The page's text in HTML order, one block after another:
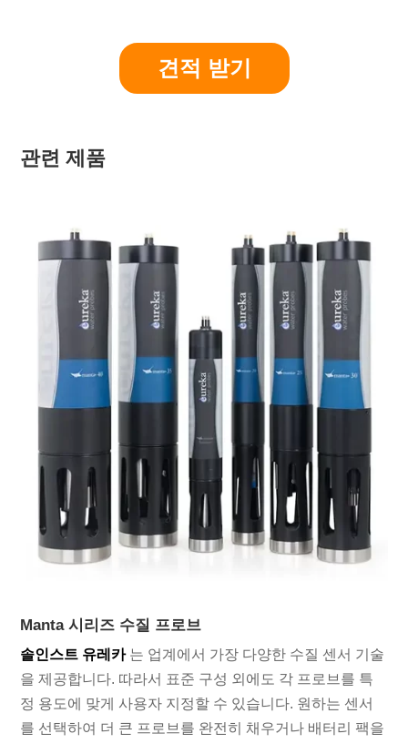
견적 받기
관련 제품
Manta 시리즈 수질 프로브
솔인스트 유레카는 업계에서 가장 다양한 수질 센서 기술
을 제공합니다. 따라서 표준 구성 외에도 각 프로브를 특
정 용도에 맞게 사용자 지정할 수 있습니다. 원하는 센서
를 선택하여 더 큰 프로브를 완전히 채우거나 배터리 팩을